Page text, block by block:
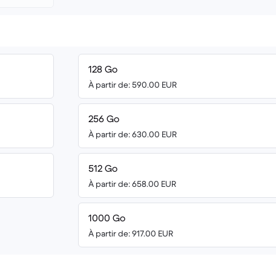
128 Go
À partir de: 590.00 EUR
256 Go
À partir de: 630.00 EUR
512 Go
À partir de: 658.00 EUR
1000 Go
À partir de: 917.00 EUR